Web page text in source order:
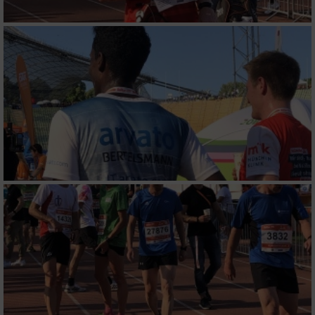
Verwendung von Profilen zur Auswahl
personalisierter Werbung
Erstellung von Profilen zur Personalisierung
von Inhalten
Verwendung von Profilen zur Auswahl
personalisierter Inhalte
Messung der Werbeleistung
Messung der Performance von Inhalten
Analyse von Zielgruppen durch Statistiken
oder Kombinationen von Daten aus
verschiedenen Quellen
Entwicklung und Verbesserung der Angebote
Verwendung reduzierter Daten zur Auswahl